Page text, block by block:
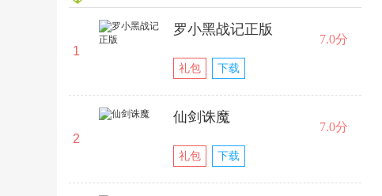
1
罗小黑战记正版
礼包 下载
7.0分
2
仙剑诛魔
礼包 下载
7.0分